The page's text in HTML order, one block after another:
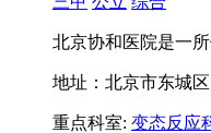
北京协和医院是一
地址：北京市东城
重点科室: 变态反应